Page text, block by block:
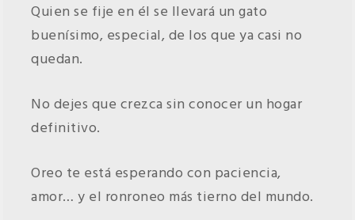
Quien se fije en él se llevará un gato
buenísimo, especial, de los que ya casi no
quedan.
No dejes que crezca sin conocer un hogar
definitivo.
Oreo te está esperando con paciencia,
amor… y el ronroneo más tierno del mundo.